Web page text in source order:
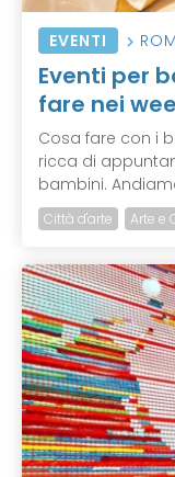
EVENTI
Eventi per
fare nei
Cosa fare con i
ricca di
bambini.
Città d'arte Arte e